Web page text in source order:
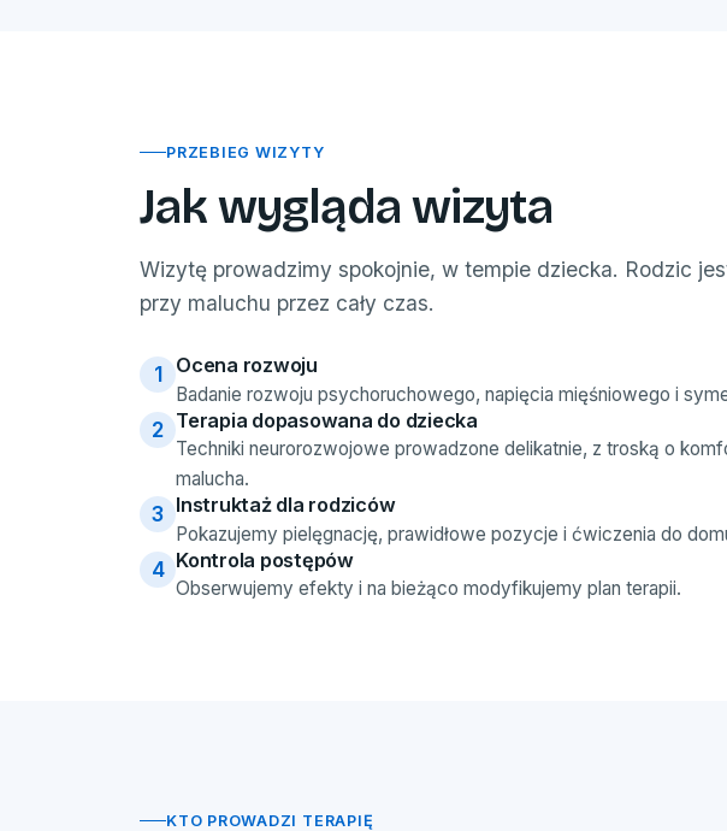
PRZEBIEG WIZYTY
Jak wygląda wizyta
Wizytę prowadzimy spokojnie, w tempie dziecka. Rodzic
przy maluchu przez cały czas.
1 Ocena rozwoju
Badanie rozwoju psychoruchowego, napięcia mięśniowego i
2 Terapia dopasowana do dziecka
Techniki neurorozwojowe prowadzone delikatnie, z troską o
malucha.
3 Instruktaż dla rodziców
Pokazujemy pielęgnację, prawidłowe pozycje i ćwiczenia do
4 Kontrola postępów
Obserwujemy efekty i na bieżąco modyfikujemy plan terapii.
KTO PROWADZI TERAPIĘ